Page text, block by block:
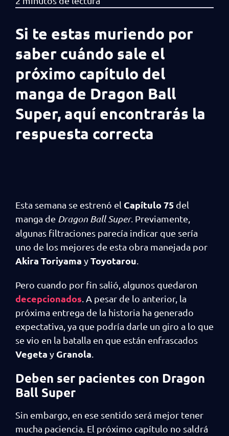
Si te estas muriendo por
saber cuándo sale el
próximo capítulo del
manga de Dragon Ball
Super, aquí encontrarás la
respuesta correcta
Esta semana se estrenó el Capítulo 75 del
manga de Dragon Ball Super. Previamente,
algunas filtraciones parecía indicar que sería
uno de los mejores de esta obra manejada por
Akira Toriyama yToyotarou
Pero cuando por fin salió, algunos quedaron
decepcionados . A pesar de lo anterior, la
próxima entrega de la historia ha generado
expectativa, ya que podría darle un giro a lo que
se vio en la batalla en que están enfrascados
Vegeta y Granola
Deben ser pacientes con Dragon
Ball Super
Sin embargo, en ese sentido será mejor tener
mucha paciencia. El próximo capítulo no saldrá